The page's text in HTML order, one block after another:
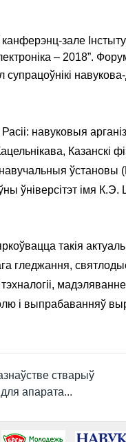
канферэнц-зале
– 2018”.
супрацоўнікі
навуковыя
ўніверсітэт імя
такія
гледжання,
і выпрабаванняў
стварыў
апарата...